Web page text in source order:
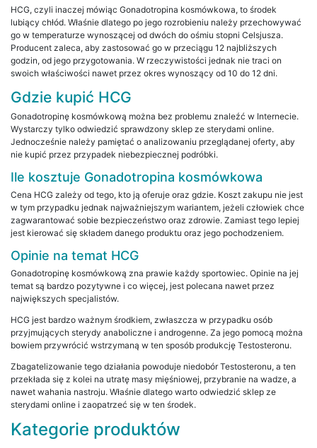
HCG, czyli inaczej mówiąc Gonadotropina kosmówkowa, to środek
lubiący chłód. Właśnie dlatego po jego rozrobieniu należy przechowywać
go w temperaturze wynoszącej od dwóch do ośmiu stopni Celsjusza.
Producent zaleca, aby zastosować go w przeciągu 12 najbliższych
godzin, od jego przygotowania. W rzeczywistości jednak nie traci on
swoich właściwości nawet przez okres wynoszący od 10 do 12 dni.
Gdzie kupić HCG
Gonadotropinę kosmówkową można bez problemu znaleźć w Internecie.
Wystarczy tylko odwiedzić sprawdzony sklep ze sterydami online.
Jednocześnie należy pamiętać o analizowaniu przeglądanej oferty, aby
nie kupić przez przypadek niebezpiecznej podróbki.
Ile kosztuje Gonadotropina kosmówkowa
Cena HCG zależy od tego, kto ją oferuje oraz gdzie. Koszt zakupu nie jest
w tym przypadku jednak najważniejszym wariantem, jeżeli człowiek chce
zagwarantować sobie bezpieczeństwo oraz zdrowie. Zamiast tego lepiej
jest kierować się składem danego produktu oraz jego pochodzeniem.
Opinie na temat HCG
Gonadotropinę kosmówkową zna prawie każdy sportowiec. Opinie na jej
temat są bardzo pozytywne i co więcej, jest polecana nawet przez
największych specjalistów.
HCG jest bardzo ważnym środkiem, zwłaszcza w przypadku osób
przyjmujących sterydy anaboliczne i androgenne. Za jego pomocą można
bowiem przywrócić wstrzymaną w ten sposób produkcję Testosteronu.
Zbagatelizowanie tego działania powoduje niedobór Testosteronu, a ten
przekłada się z kolei na utratę masy mięśniowej, przybranie na wadze, a
nawet wahania nastroju. Właśnie dlatego warto odwiedzić sklep ze
sterydami online i zaopatrzeć się w ten środek.
Kategorie produktów